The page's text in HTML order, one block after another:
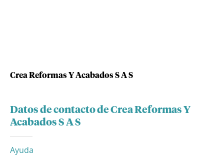
Crea Reformas Y Acabados S A S
Datos de contacto de Crea Reformas Y
Acabados S A S
Ayuda